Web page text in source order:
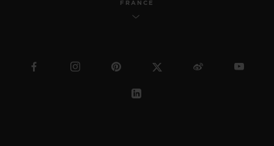
FRANCE